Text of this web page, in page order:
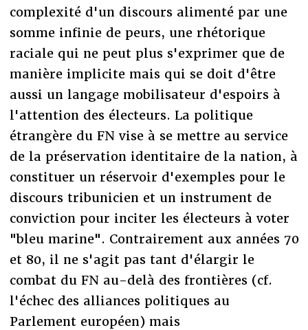
complexité d'un discours alimenté par une
somme infinie de peurs, une rhétorique
raciale qui ne peut plus s'exprimer que de
manière implicite mais qui se doit d'être
aussi un langage mobilisateur d'espoirs à
l'attention des électeurs. La politique
étrangère du FN vise à se mettre au service
de la préservation identitaire de la nation, à
constituer un réservoir d'exemples pour le
discours tribunicien et un instrument de
conviction pour inciter les électeurs à voter
"bleu marine". Contrairement aux années 70
et 80, il ne s'agit pas tant d'élargir le
combat du FN au-delà des frontières (cf.
l'échec des alliances politiques au
Parlement européen) mais